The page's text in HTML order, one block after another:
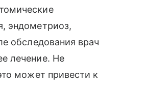
эндометриоз,
обследования врач
лечение. Не
может привести к